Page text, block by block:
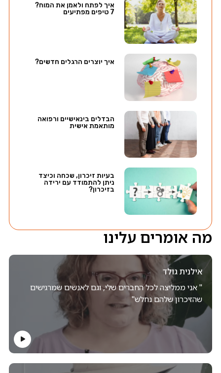
איך לפתח ולאמן את המוח?
7 טיפים מפתיעים
איך יוצרים הרגלים חדשים?
הבדלים בינאישיים ורפואה
מותאמת אישית
בעיות זיכרון, שכחה וכיצד
ניתן להתמודד עם ירידה
בזיכרון?
מה אומרים עלינו
אילנית גולד
" אני ממליצה לכל החברים שלי, וגם לאנשים שמרגישים
שהזיכרון שלהם נחלש"